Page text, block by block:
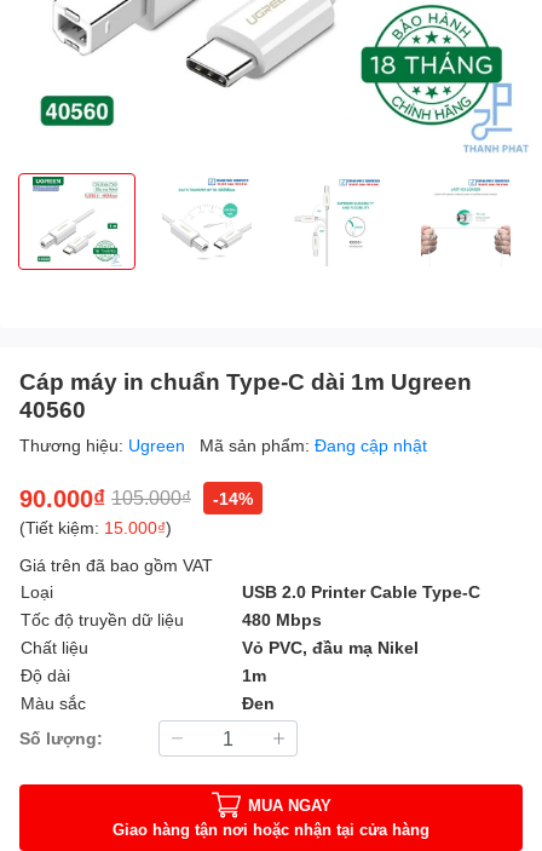
Cáp máy in chuẩn Type-C dài 1m Ugreen
40560
Thương hiệu: Ugreen Mã sản phẩm: Đang cập nhật
90.000₫ 105.000₫
-14%
(Tiết kiệm: 15.000₫)
Giá trên đã bao gồm VAT
Loại
USB 2.0 Printer Cable Type-C
Tốc độ truyền dữ liệu
480 Mbps
Chất liệu
Vỏ PVC, đầu mạ Nikel
Độ dài
1m
Màu sắc
Đen
Số lượng:
MUA NGAY
Giao hàng tận nơi hoặc nhận tại cửa hàng